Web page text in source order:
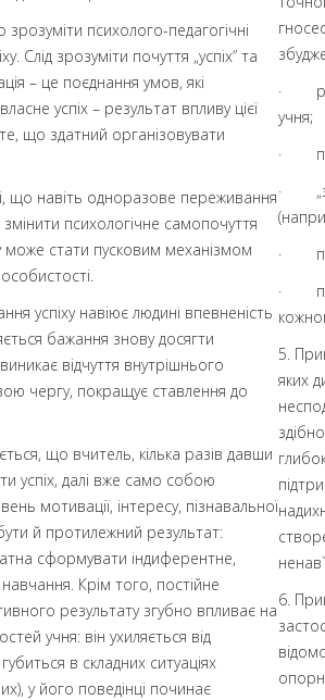
психолого-педагогічні
Слід зрозуміти почуття „успіх” та
– це поєднання умов, які
успіх – результат впливу цієї
те, що здатний організовувати
що навіть одноразове переживання
психологічне самопочуття
може стати пусковим механізмом
успіху навіює людині впевненість
бажання знову досягти
відчуття внутрішнього
чергу, покращує ставлення до
що вчитель, кілька разів давши
успіх, далі вже само собою
мотивації, інтересу, пізнавальної
й протилежний результат:
сформувати індиферентне,
Крім того, постійне
результату згубно впливає на
учня: він ухиляється від
в складних ситуаціях
у його поведінці починає
·
учня;
·
·
·
·
5.
яких
6.